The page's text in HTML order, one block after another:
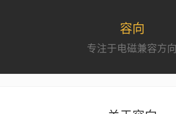
容向
专注于电磁兼容方向